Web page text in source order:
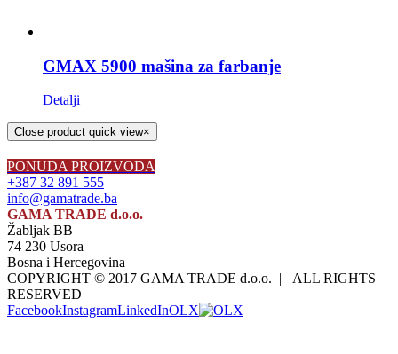
GMAX 5900 mašina za farbanje
Detalji
Close product quick view×
PONUDA PROIZVODA
+387 32 891 555
info@gamatrade.ba
GAMA TRADE d.o.o.
Žabljak BB
74 230 Usora
Bosna i Hercegovina
COPYRIGHT © 2017 GAMA TRADE d.o.o. | ALL RIGHTS
RESERVED
FacebookInstagramLinkedInOLX